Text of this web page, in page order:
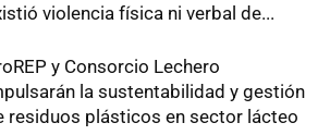
violencia física ni verbal de...
y Consorcio Lechero
la sustentabilidad y gestión
residuos plásticos en sector lácteo